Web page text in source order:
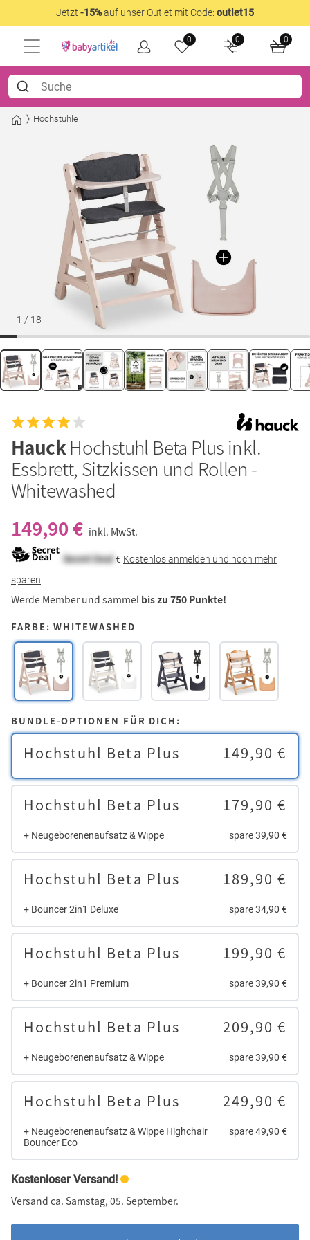
Jetzt -15%auf unser Outlet mit Code: outlet15
0 0 0
Hochstühle
1 / 18
HauckHochstuhl Beta Plus inkl.
Essbrett, Sitzkissen und Rollen -
Whitewashed
149,90 € inkl. MwSt.
Secret Deal€ Kostenlos anmelden und noch mehr
sparen
Werde Member und sammel bis zu 750 Punkte!
FARBE: WHITEWASHED
BUNDLE-OPTIONEN FÜR DICH:
Hochstuhl Beta Plus 149,90 €
Hochstuhl Beta Plus
+ Neugeborenenaufsatz & Wippe
179,90 €
spare 39,90 €
Hochstuhl Beta Plus
+ Bouncer 2in1 Deluxe
189,90 €
spare 34,90 €
Hochstuhl Beta Plus
+ Bouncer 2in1 Premium
199,90 €
spare 39,90 €
Hochstuhl Beta Plus
+ Neugeborenenaufsatz & Wippe
209,90 €
spare 39,90 €
Hochstuhl Beta Plus
+ Neugeborenenaufsatz & Wippe Highchair
Bouncer Eco
249,90 €
spare 49,90 €
Kostenloser Versand!
Versand ca. Samstag, 05. September.